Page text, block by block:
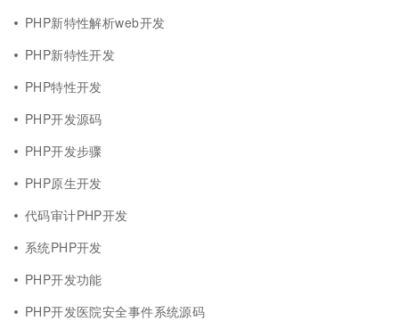
PHP新特性解析web开发
PHP新特性开发
PHP特性开发
PHP开发源码
PHP开发步骤
PHP原生开发
代码审计PHP开发
系统PHP开发
PHP开发功能
PHP开发医院安全事件系统源码